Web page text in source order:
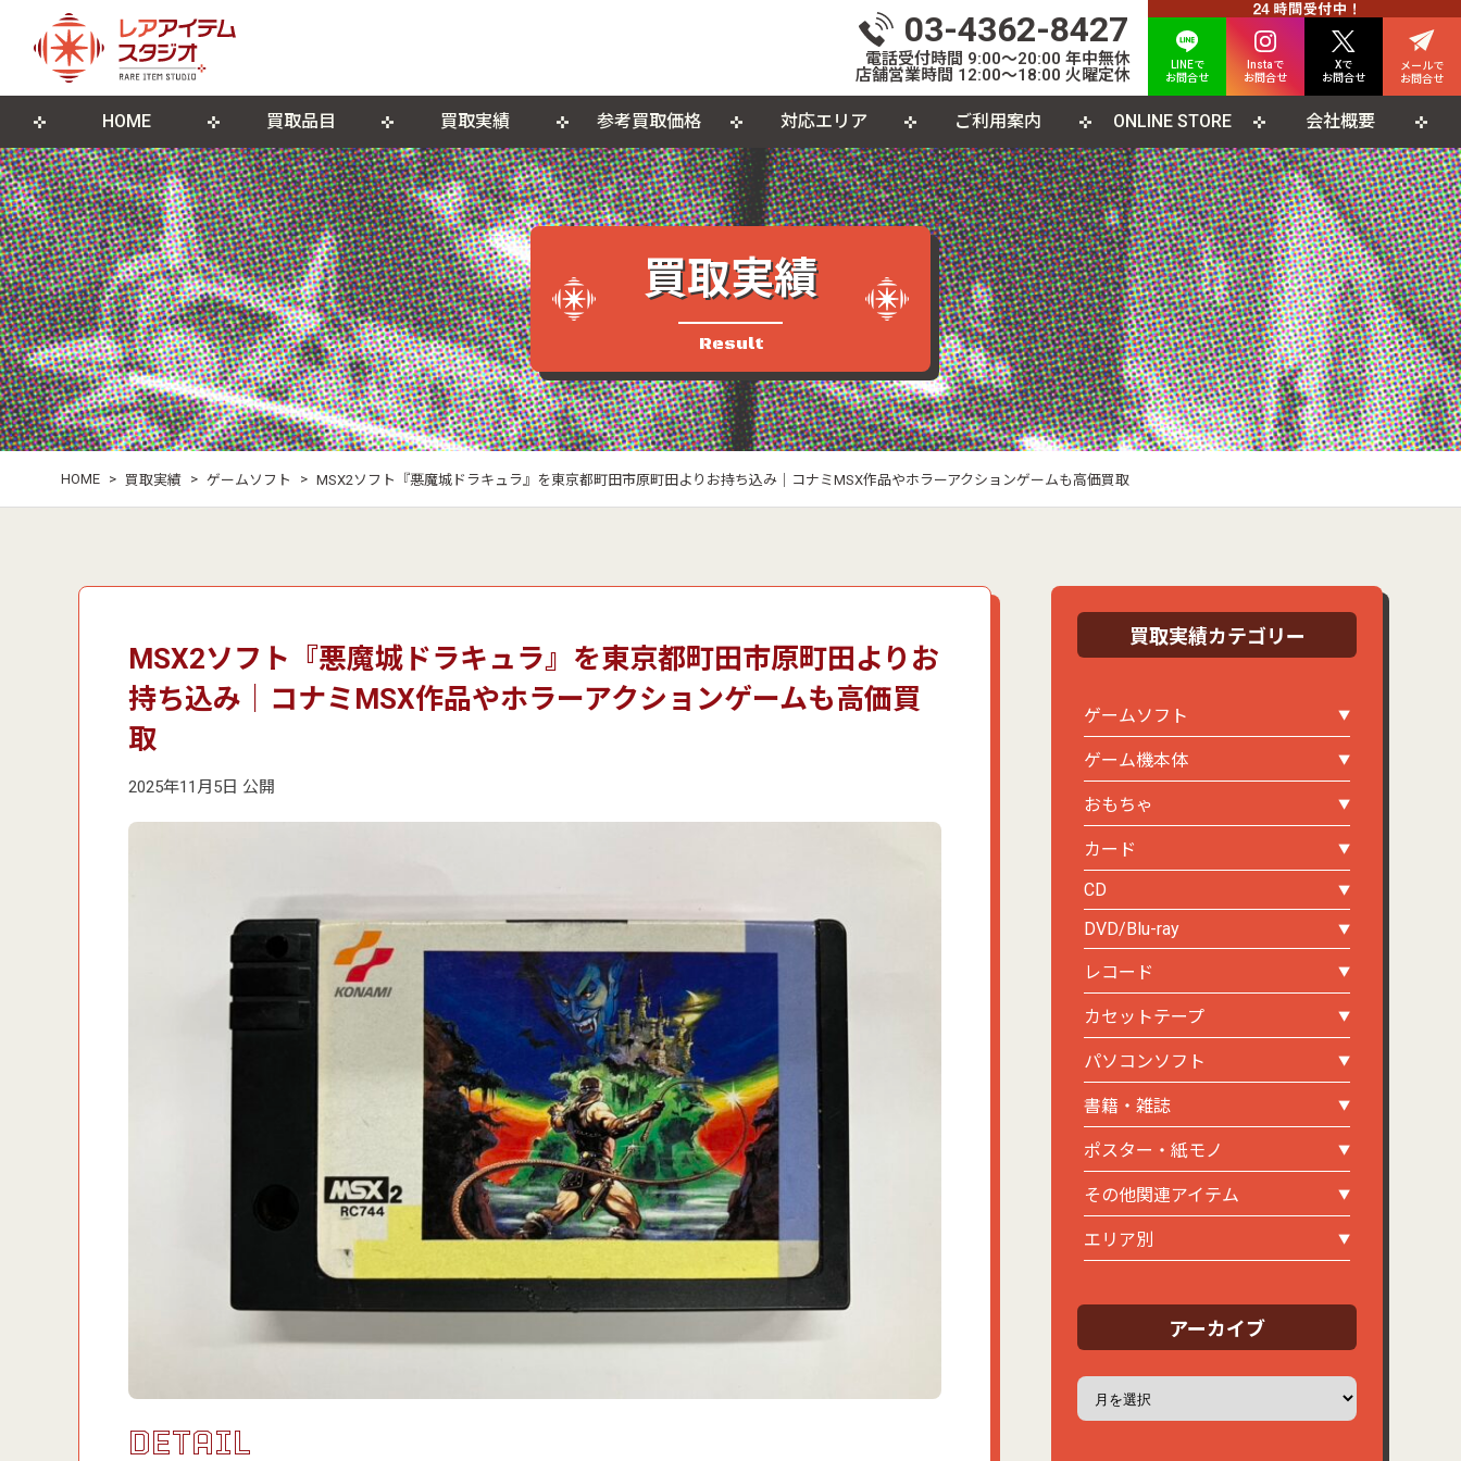
03-4362-8427
電話受付時間 9:00〜20:00 年中無休
店舗営業時間 12:00〜18:00 火曜定休
LINEで
お問合せ
Instaで
お問合せ
Xで
お問合せ
メールで
お問合せ
HOME 買取品目
ゲームソフト ゲーム機本体 おもちゃ カード CD
DVD・Blu-ray レコード カセットテープ パソコンソフト 書籍・雑誌
ポスター・紙モノ その他関連品
買取実績 参考買取価格 対応エリア ご利用案内
来店買取について 宅配買取について 出張買取について LINE査定について よくある質問
遺品整理・生前整理
ONLINE STORE 会社概要
店舗概要 ブログ おしらせ 個人情報保護方針 利用規約
古物営業法に基づく表記
買取実績
Result
HOME > 買取実績 > ゲームソフト > MSX2ソフト『悪魔城ドラキュラ』を東京都町田市原町田よりお持ち込み｜コナミMSX作品やホラーアクションゲームも高価買取
MSX2ソフト『悪魔城ドラキュラ』を東京都町田市原町田よりお
持ち込み｜コナミMSX作品やホラーアクションゲームも高価買
取
2025年11月5日 公開
DETAIL
買取実績カテゴリー
ゲームソフト
ゲーム機本体
おもちゃ
カード
CD
DVD/Blu-ray
レコード
カセットテープ
パソコンソフト
書籍・雑誌
ポスター・紙モノ
その他関連アイテム
エリア別
アーカイブ
ア
カ